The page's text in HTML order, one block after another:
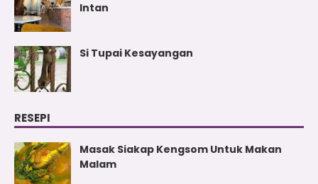
Intan
Si Tupai Kesayangan
RESEPI
Masak Siakap Kengsom Untuk Makan
Malam